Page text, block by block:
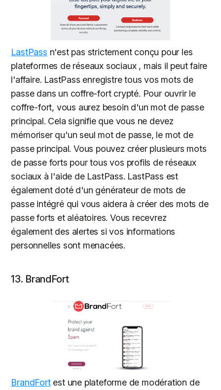
LastPass n'est pas strictement conçu pour les
plateformes de réseaux sociaux , mais il peut faire
l'affaire. LastPass enregistre tous vos mots de
passe dans un coffre-fort crypté. Pour ouvrir le
coffre-fort, vous aurez besoin d'un mot de passe
principal. Cela signifie que vous ne devez
mémoriser qu'un seul mot de passe, le mot de
passe principal. Vous pouvez créer plusieurs mots
de passe forts pour tous vos profils de réseaux
sociaux à l'aide de LastPass. LastPass est
également doté d'un générateur de mots de
passe intégré qui vous aidera à créer des mots de
passe forts et aléatoires. Vous recevrez
également des alertes si vos informations
personnelles sont menacées.
13. BrandFort
BrandFortest une plateforme de modération de